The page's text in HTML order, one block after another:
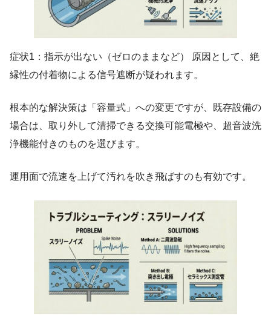
症状1：指示が出ない（ゼロのままなど） 原因として、絶
縁性の付着物による信号遮断が疑われます。
根本的な解決策は「容量式」への変更ですが、既存設備の
場合は、取り外して清掃できる交換可能電極や、超音波洗
浄機能付きのものを選びます。
運用面で流速を上げて汚れを吹き飛ばすのも有効です。